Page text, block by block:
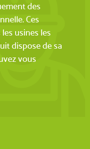
des
Ces
usines les
dispose de sa
vous